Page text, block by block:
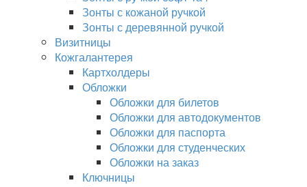
Зонты с кожаной ручкой
Зонты с деревянной ручкой
Визитницы
Кожгалантерея
Картхолдеры
Обложки
Обложки для билетов
Обложки для автодокументов
Обложки для паспорта
Обложки для студенческих
Обложки на заказ
Ключницы